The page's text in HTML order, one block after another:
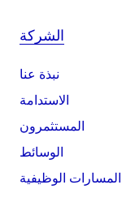
الشركة
نبذة عنا
الاستدامة
المستثمرون
الوسائط
المسارات الوظيفية